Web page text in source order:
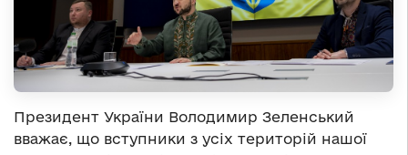
Президент України Володимир Зеленський
вважає, що вступники з усіх територій нашої